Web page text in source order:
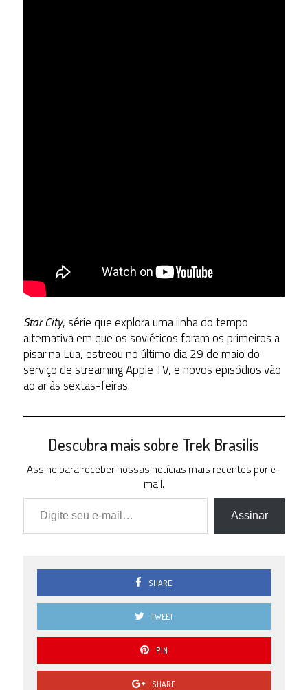
Star City, série que explora uma linha do tempo
alternativa em que os soviéticos foram os primeiros a
pisar na Lua, estreou no último dia 29 de maio do
serviço de streaming Apple TV, e novos episódios vão
ao ar às sextas-feiras.
Descubra mais sobre Trek Brasilis
Assine para receber nossas notícias mais recentes por e-
mail.
Digite seu e-mail…
Assinar
SHARE
TWEET
PIN
SHARE